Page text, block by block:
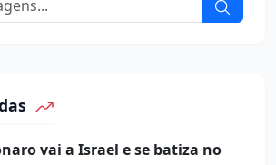
vai a Israel e se batiza no